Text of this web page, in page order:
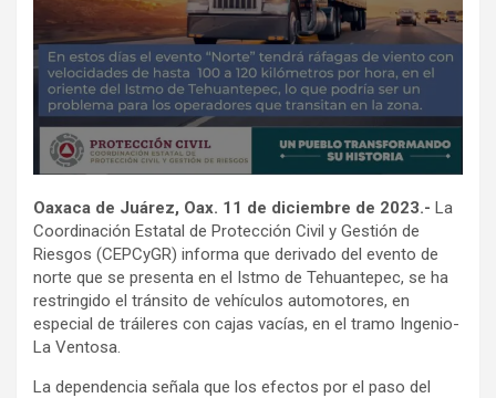
Oaxaca de Juárez, Oax. 11 de diciembre de 2023.- La
Coordinación Estatal de Protección Civil y Gestión de
Riesgos (CEPCyGR) informa que derivado del evento de
norte que se presenta en el Istmo de Tehuantepec, se ha
restringido el tránsito de vehículos automotores, en
especial de tráileres con cajas vacías, en el tramo Ingenio-
La Ventosa.
La dependencia señala que los efectos por el paso del